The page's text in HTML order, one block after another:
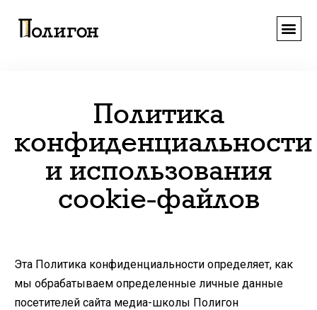
Политика
конфиденциальности
и использования
cookie-файлов
Эта Политика конфиденциальности определяет, как
мы обрабатываем определенные личные данные
посетителей сайта медиа-школы Полигон